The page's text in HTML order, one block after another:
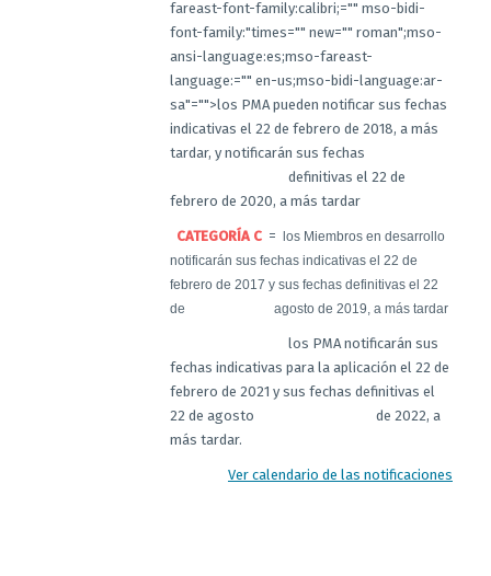
fareast-font-family:calibri;="" mso-bidi-
font-family:"times="" new="" roman";mso-
ansi-language:es;mso-fareast-
language:="" en-us;mso-bidi-language:ar-
sa"="">los PMA pueden notificar sus fechas
indicativas el 22 de febrero de 2018, a más
tardar, y notificarán sus fechas
definitivas el 22 de
febrero de 2020, a más tardar
CATEGORÍA C =
los Miembros en desarrollo
notificarán sus fechas indicativas el 22 de
febrero de 2017 y sus fechas definitivas el 22
de agosto de 2019, a más tardar
los PMA notificarán sus
fechas indicativas para la aplicación el 22 de
febrero de 2021 y sus fechas definitivas el
22 de agosto de 2022, a
más tardar.
Ver calendario de las notificaciones